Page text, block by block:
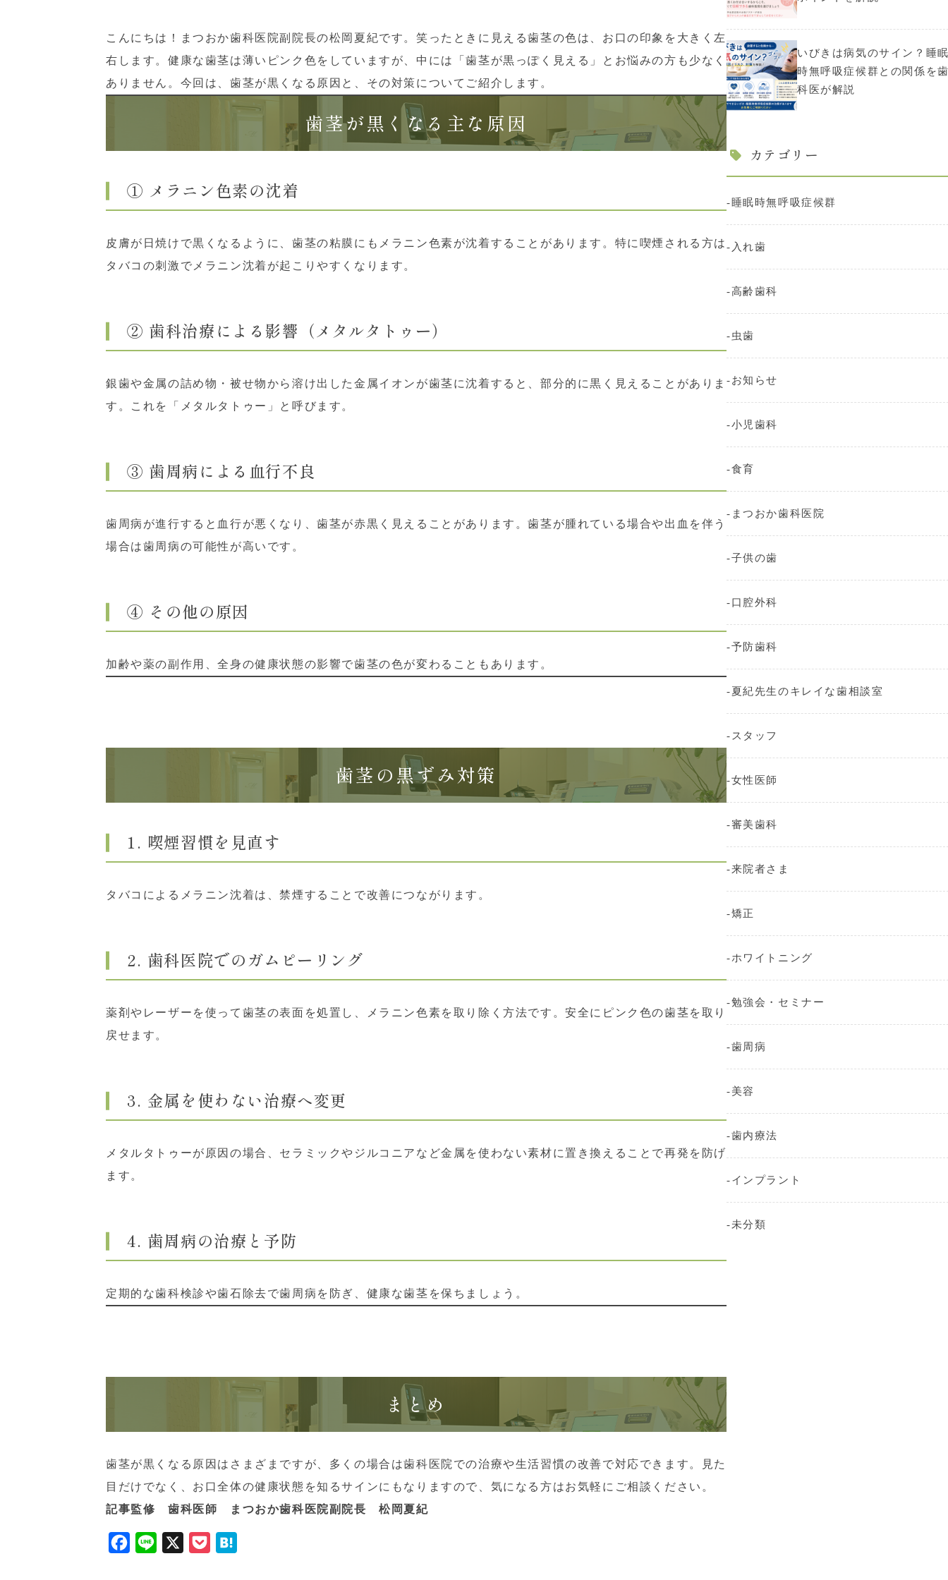
こんにちは！まつおか歯科医院副院長の松岡夏紀です。笑ったときに見える歯茎の色は、お口の印象を大きく左
右します。健康な歯茎は薄いピンク色をしていますが、中には「歯茎が黒っぽく見える」とお悩みの方も少なく
ありません。今回は、歯茎が黒くなる原因と、その対策についてご紹介します。
歯茎が黒くなる主な原因
① メラニン色素の沈着
皮膚が日焼けで黒くなるように、歯茎の粘膜にもメラニン色素が沈着することがあります。特に喫煙される方は
タバコの刺激でメラニン沈着が起こりやすくなります。
② 歯科治療による影響（メタルタトゥー）
銀歯や金属の詰め物・被せ物から溶け出した金属イオンが歯茎に沈着すると、部分的に黒く見えることがありま
す。これを「メタルタトゥー」と呼びます。
③ 歯周病による血行不良
歯周病が進行すると血行が悪くなり、歯茎が赤黒く見えることがあります。歯茎が腫れている場合や出血を伴う
場合は歯周病の可能性が高いです。
④ その他の原因
加齢や薬の副作用、全身の健康状態の影響で歯茎の色が変わることもあります。
歯茎の黒ずみ対策
1. 喫煙習慣を見直す
タバコによるメラニン沈着は、禁煙することで改善につながります。
2. 歯科医院でのガムピーリング
薬剤やレーザーを使って歯茎の表面を処置し、メラニン色素を取り除く方法です。安全にピンク色の歯茎を取り
戻せます。
3. 金属を使わない治療へ変更
メタルタトゥーが原因の場合、セラミックやジルコニアなど金属を使わない素材に置き換えることで再発を防げ
ます。
4. 歯周病の治療と予防
定期的な歯科検診や歯石除去で歯周病を防ぎ、健康な歯茎を保ちましょう。
まとめ
歯茎が黒くなる原因はさまざまですが、多くの場合は歯科医院での治療や生活習慣の改善で対応できます。見た
目だけでなく、お口全体の健康状態を知るサインにもなりますので、気になる方はお気軽にご相談ください。
記事監修 歯科医師 まつおか歯科医院副院長 松岡夏紀
X
いびきは病気のサイン？睡
時無呼吸症候群との関係を
科医が解説
カテゴリー
睡眠時無呼吸症候群
入れ歯
高齢歯科
虫歯
お知らせ
小児歯科
食育
まつおか歯科医院
子供の歯
口腔外科
予防歯科
夏紀先生のキレイな歯相談室
スタッフ
女性医師
審美歯科
来院者さま
矯正
ホワイトニング
勉強会・セミナー
歯周病
美容
歯内療法
インプラント
未分類